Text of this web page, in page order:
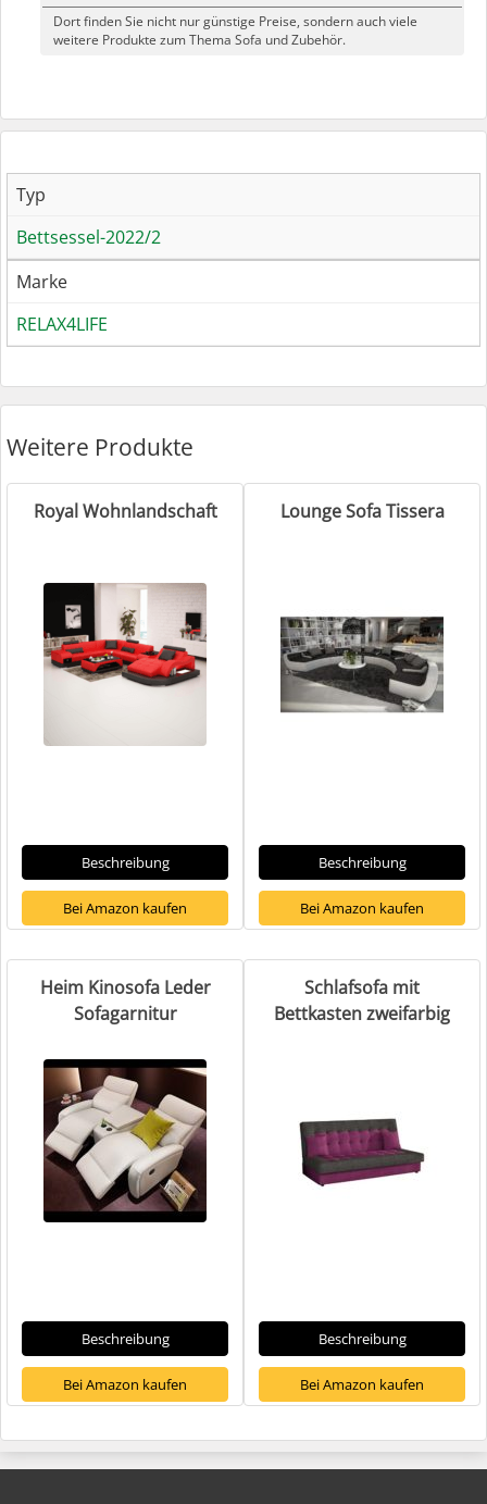
Dort finden Sie nicht nur günstige Preise, sondern auch viele
weitere Produkte zum Thema Sofa und Zubehör.
Typ
Bettsessel-2022/2
Marke
RELAX4LIFE
Weitere Produkte
Royal Wohnlandschaft
Beschreibung
Bei Amazon kaufen
Lounge Sofa Tissera
Beschreibung
Bei Amazon kaufen
Heim Kinosofa Leder
Sofagarnitur
Beschreibung
Bei Amazon kaufen
Schlafsofa mit
Bettkasten zweifarbig
Beschreibung
Bei Amazon kaufen